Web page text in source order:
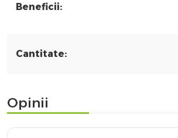
Beneficii:
Cantitate:
Opinii